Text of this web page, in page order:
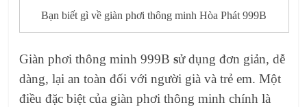
Bạn biết gì về giàn phơi thông minh Hòa Phát 999B
Giàn phơi thông minh 999B sử dụng đơn giản, dễ
dàng, lại an toàn đối với người già và trẻ em. Một
điều đặc biệt của giàn phơi thông minh chính là